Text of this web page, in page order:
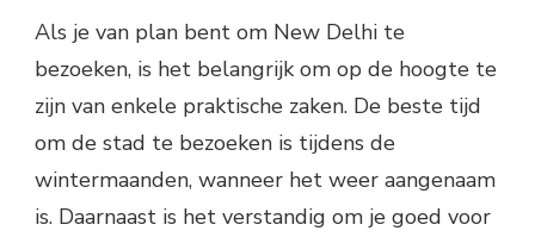
Als je van plan bent om New Delhi te
bezoeken, is het belangrijk om op de hoogte te
zijn van enkele praktische zaken. De beste tijd
om de stad te bezoeken is tijdens de
wintermaanden, wanneer het weer aangenaam
is. Daarnaast is het verstandig om je goed voor